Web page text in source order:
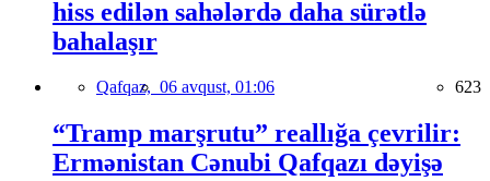
hiss edilən sahələrdə daha sürətlə
bahalaşır
Qafqaz, 06 avqust, 01:06 623
“Tramp marşrutu” reallığa çevrilir:
Ermənistan Cənubi Qafqazı dəyişə